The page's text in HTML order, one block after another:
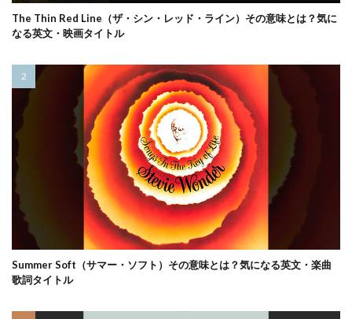
The Thin Red Line（ザ・シン・レッド・ライン）その意味とは？気に
なる英文・映画タイトル
Summer Soft（サマー・ソフト）その意味とは？気になる英文・楽曲
歌詞タイトル